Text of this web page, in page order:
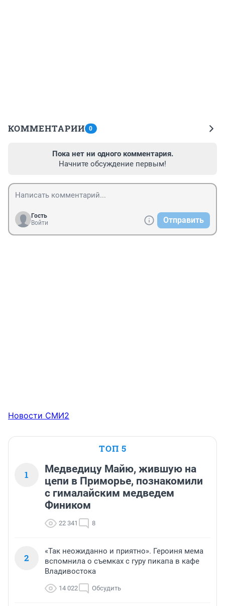
КОММЕНТАРИИ 0
Пока нет ни одного комментария.
Начните обсуждение первым!
Гость
Войти
Отправить
Новости СМИ2
ТОП 5
1
Медведицу Майю, жившую на
цепи в Приморье, познакомили
с гималайским медведем
Фиником
22 341 8
2
«Так неожиданно и приятно». Героиня мема
вспомнила о съемках с гуру пикапа в кафе
Владивостока
14 022 Обсудить